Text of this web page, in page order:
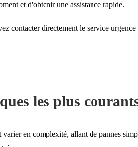
et d'obtenir une assistance rapide.
contacter directement le service
les plus
en complexité, allant de pannes